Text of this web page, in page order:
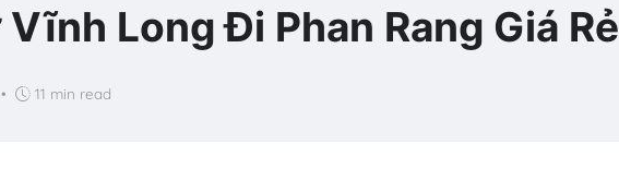
Long Đi Phan Rang Giá Rẻ
• 11 min read